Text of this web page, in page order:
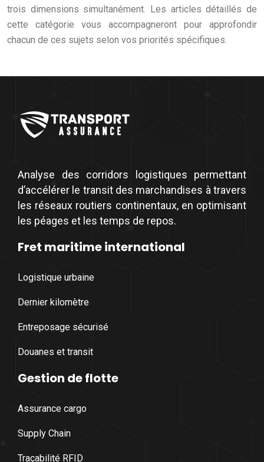
trois dimensions simultanément. Les articles détaillés de
cette catégorie vous accompagneront pour approfondir
chacun de ces sujets selon vos priorités spécifiques.
Analyse des corridors logistiques permettant
d’accélérer le transit des marchandises à travers
les réseaux routiers continentaux, en optimisant
les péages et les temps de repos.
Fret maritime international
Logistique urbaine
Dernier kilomètre
Entreposage sécurisé
Douanes et transit
Gestion de flotte
Assurance cargo
Supply Chain
Traçabilité RFID